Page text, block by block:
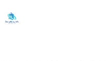
content